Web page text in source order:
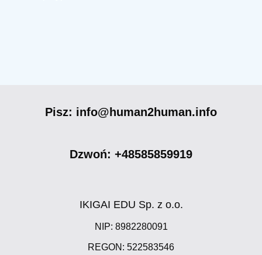
Pisz: info@human2human.info
NIP: 8982280091
Dzwoń: +48585859919
REGON: 522583546
IKIGAI EDU Sp. z o.o.